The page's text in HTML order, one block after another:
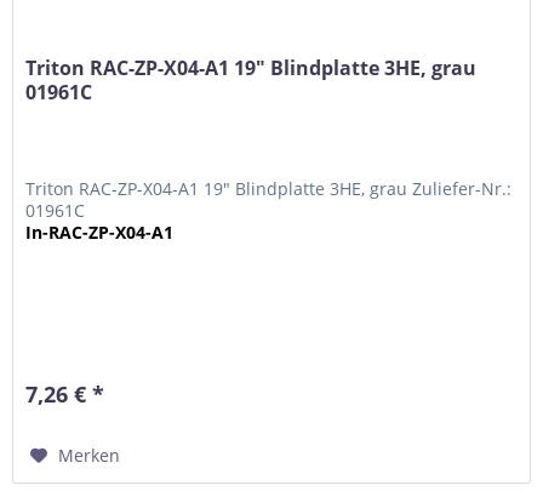
Triton RAC-ZP-X04-A1 19" Blindplatte 3HE, grau
01961C
Triton RAC-ZP-X04-A1 19" Blindplatte 3HE, grau Zuliefer-Nr.:
01961C
In-RAC-ZP-X04-A1
7,26 € *
Merken